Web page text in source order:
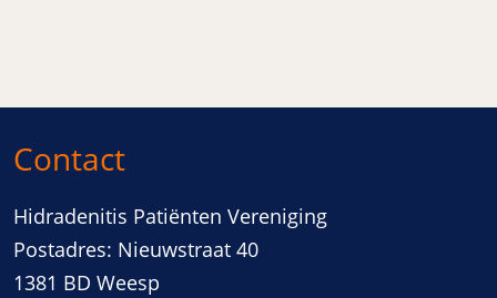
Contact
Hidradenitis Patiënten Vereniging
Postadres: Nieuwstraat 40
1381 BD Weesp